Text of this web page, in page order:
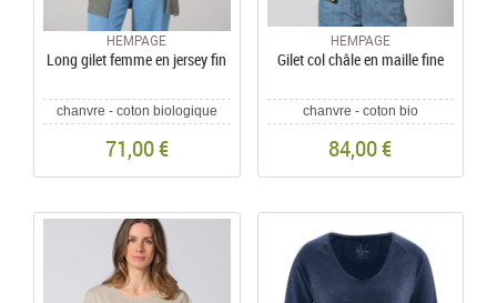
HEMPAGE
Long gilet femme en jersey fin
chanvre - coton biologique
71,00 €
HEMPAGE
Gilet col châle en maille fine
chanvre - coton bio
84,00 €